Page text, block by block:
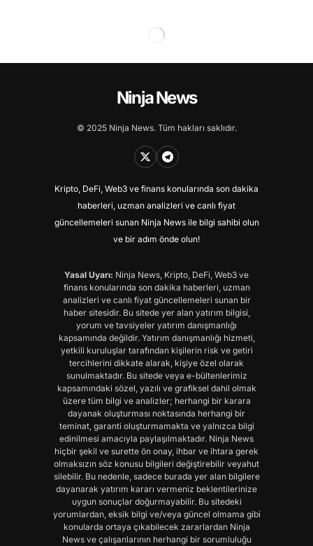
Ninja News
© 2025 Ninja News. Tüm hakları saklıdır.
Kripto, DeFi, Web3 ve finans konularında son dakika
haberleri, uzman analizleri ve canlı fiyat
güncellemeleri sunan Ninja News ile bilgi sahibi olun
ve bir adım önde olun!
Yasal Uyarı: Ninja News, Kripto, DeFi, Web3 ve
finans konularında son dakika haberleri, uzman
analizleri ve canlı fiyat güncellemeleri sunan bir
haber sitesidir. Bu sitede yer alan yatırım bilgisi,
yorum ve tavsiyeler yatırım danışmanlığı
kapsamında değildir. Yatırım danışmanlığı hizmeti,
yetkili kuruluşlar tarafından kişilerin risk ve getiri
tercihlerini dikkate alarak, kişiye özel olarak
sunulmaktadır. Bu sitede veya e-bültenlerimiz
kapsamındaki sözel, yazılı ve grafiksel dahil olmak
üzere tüm bilgi ve analizler; herhangi bir karara
dayanak oluşturması noktasında herhangi bir
teminat, garanti oluşturmamakta ve yalnızca bilgi
edinilmesi amacıyla paylaşılmaktadır. Ninja News
hiçbir şekil ve surette ön onay, ihbar ve ihtara gerek
olmaksızın söz konusu bilgileri değiştirebilir veyahut
silebilir. Bu nedenle, sadece burada yer alan bilgilere
dayanarak yatırım kararı vermeniz beklentilerinize
uygun sonuçlar doğurmayabilir. Bu sitedeki
yorumlardan, eksik bilgi ve/veya güncel olmama gibi
konularda ortaya çıkabilecek zararlardan Ninja
News ve çalışanlarının herhangi bir sorumluluğu